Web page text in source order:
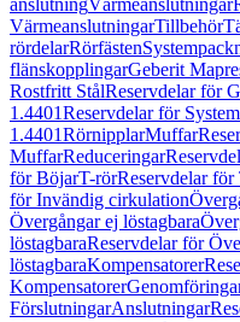
anslutningVärmeanslutningar
VärmeanslutningarTillbehör
rördelarRörfästen
flänskopplingarGeberit
Rostfritt StålReservdelar för
1.4401Reservdelar för
1.4401RörnipplarMuffar
MuffarReduceringar
för BöjarT-rörReservdelar för
för Invändig cirkulation
Övergångar ej löstagbara
löstagbaraReservdelar för
löstagbaraKompensatorer
Kompensatorer
FörslutningarAnslutningar